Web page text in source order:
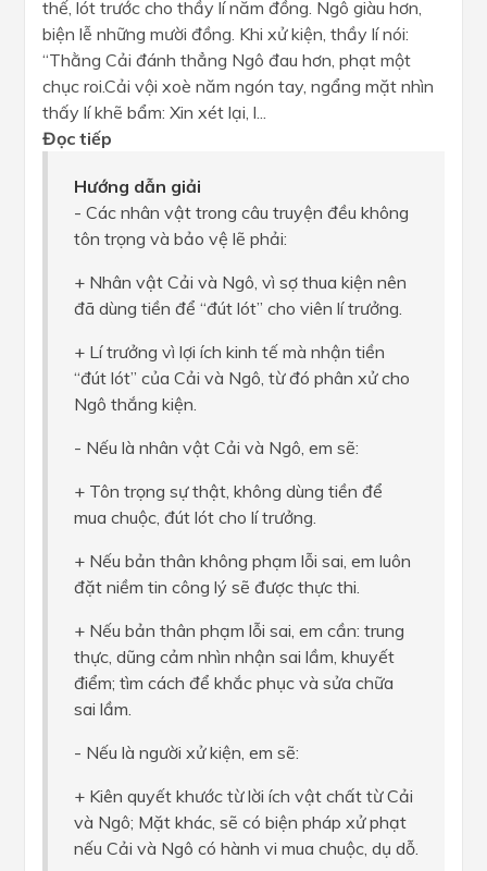
thế, lót trước cho thầy lí năm đồng. Ngô giàu hơn,
biện lễ những mười đồng. Khi xử kiện, thầy lí nói:
“Thằng Cải đánh thẳng Ngô đau hơn, phạt một
chục roi.Cải vội xoè năm ngón tay, ngẩng mặt nhìn
thấy lí khẽ bẩm: Xin xét lại, l...
Đọc tiếp
Hướng dẫn giải
- Các nhân vật trong câu truyện đều không
tôn trọng và bảo vệ lẽ phải:
+ Nhân vật Cải và Ngô, vì sợ thua kiện nên
đã dùng tiền để “đút lót” cho viên lí trưởng.
+ Lí trưởng vì lợi ích kinh tế mà nhận tiền
“đút lót” của Cải và Ngô, từ đó phân xử cho
Ngô thắng kiện.
- Nếu là nhân vật Cải và Ngô, em sẽ:
+ Tôn trọng sự thật, không dùng tiền để
mua chuộc, đút lót cho lí trưởng.
+ Nếu bản thân không phạm lỗi sai, em luôn
đặt niềm tin công lý sẽ được thực thi.
+ Nếu bản thân phạm lỗi sai, em cần: trung
thực, dũng cảm nhìn nhận sai lầm, khuyết
điểm; tìm cách để khắc phục và sửa chữa
sai lầm.
- Nếu là người xử kiện, em sẽ:
+ Kiên quyết khước từ lời ích vật chất từ Cải
và Ngô; Mặt khác, sẽ có biện pháp xử phạt
nếu Cải và Ngô có hành vi mua chuộc, dụ dỗ.